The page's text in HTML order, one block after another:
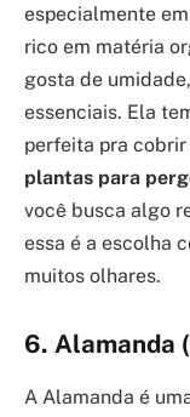
especialmente
rico em matéria
gosta de
essenciais. Ela
perfeita pra cobrir
plantas para
você busca algo
essa é a escolha
muitos olhares.
6. Alamanda
A Alamanda é